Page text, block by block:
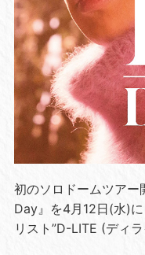
初のソロドームツア
Day』を4月12日(水)
リスト”D-LITE (ディラ